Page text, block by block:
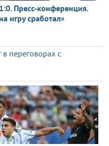
Пресс-конференция.
игру сработал»
переговорах с